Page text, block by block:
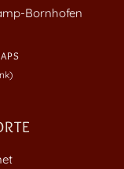
Bornhofen